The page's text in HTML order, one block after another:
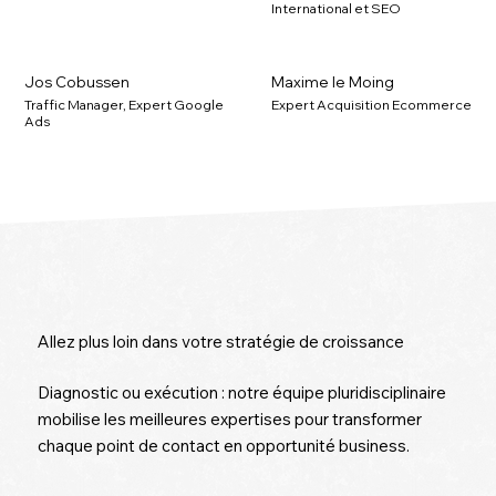
International et SEO
Jos Cobussen
Traffic Manager, Expert Google
Ads
Maxime le Moing
Expert Acquisition Ecommerce
Allez plus loin dans votre stratégie de croissance
Diagnostic ou exécution : notre équipe pluridisciplinaire
mobilise les meilleures expertises pour transformer
chaque point de contact en opportunité business.